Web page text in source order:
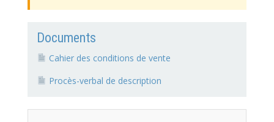
Documents
Cahier des conditions de vente
Procès-verbal de description